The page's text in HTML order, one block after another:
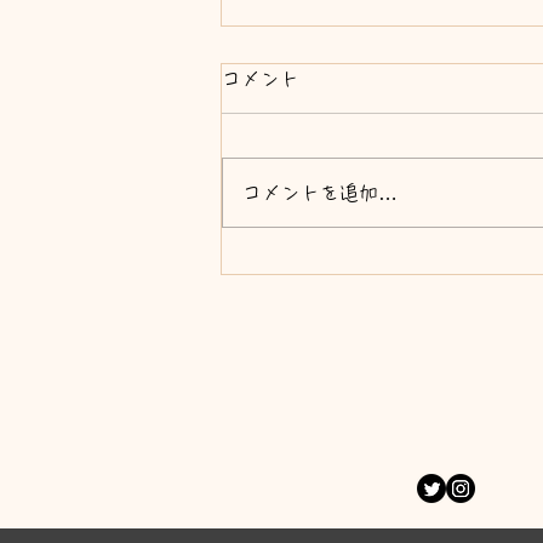
バレンタインイベント告知
コメント
コメントを追加…